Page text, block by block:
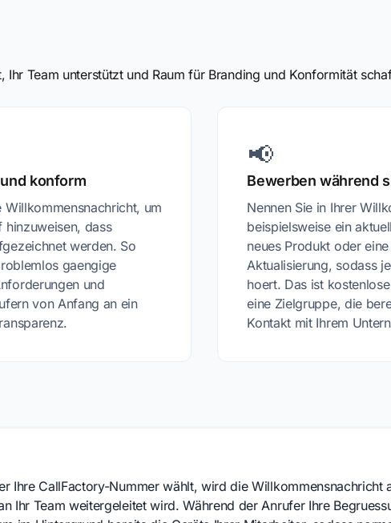
Team unterstützt und Raum für Branding und Konformität
konform
Willkommensnachricht, um
hinzuweisen, dass
werden. So
gaengige
und
von Anfang an ein
📢
Bewerben während
Nennen Sie in Ihrer
beispielsweise ein
neues Produkt oder
Aktualisierung, sodass
hoert. Das ist
eine Zielgruppe, die
Kontakt mit Ihrem
Ihre CallFactory-Nummer wählt, wird die Willkommensnachricht
Ihr Team weitergeleitet wird. Während der Anrufer Ihre